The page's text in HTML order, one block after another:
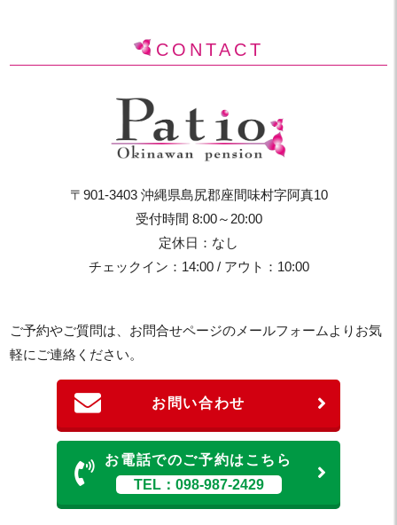
CONTACT
〒901-3403 沖縄県島尻郡座間味村字阿真10
受付時間 8:00～20:00
定休日：なし
チェックイン：14:00 / アウト：10:00
ご予約やご質問は、お問合せページのメールフォームよりお気
軽にご連絡ください。
お問い合わせ
お電話でのご予約はこちら
TEL：098-987-2429